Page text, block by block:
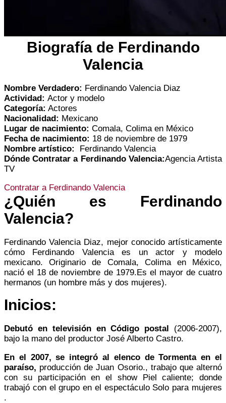
Biografía de Ferdinando
Valencia
Nombre Verdadero: Ferdinando Valencia Diaz
Actividad: Actor y modelo
Categoría: Actores
Nacionalidad: Mexicano
Lugar de nacimiento: Comala, Colima en México
Fecha de nacimiento: 18 de noviembre de 1979
Nombre artístico:
Ferdinando Valencia
Dónde Contratar a Ferdinando Valencia:Agencia Artista
TV
Contratar a Ferdinando Valencia
¿Quién es Ferdinando
Valencia?
Ferdinando Valencia Diaz, mejor conocido artísticamente
cómo Ferdinando Valencia es un actor y modelo
mexicano. Originario de Comala, Colima en México,
nació el 18 de noviembre de 1979.Es el mayor de cuatro
hermanos (un hombre más y dos mujeres).
Inicios:
Debutó en televisión en Código postal (2006-2007),
bajo la mano del productor José Alberto Castro.
En el 2007, se integró al elenco de Tormenta en el
paraíso, producción de Juan Osorio., trabajo que alternó
con su participación en el show Piel caliente;​ donde
trabajó con el grupo en el espectáculo Solo para mujeres
.